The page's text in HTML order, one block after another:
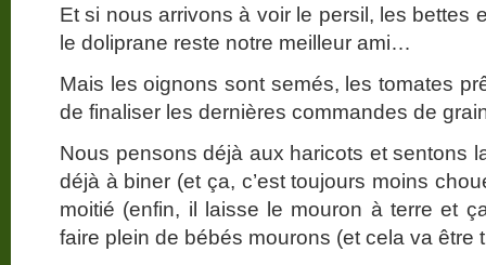
Et si nous arrivons à voir le persil, les bettes
le doliprane reste notre meilleur ami…
Mais les oignons sont semés, les tomates
de finaliser les dernières commandes de
Nous pensons déjà aux haricots et sentons
déjà à biner (et ça, c’est toujours moins
moitié (enfin, il laisse le mouron à terre et
faire plein de bébés mourons (et cela va